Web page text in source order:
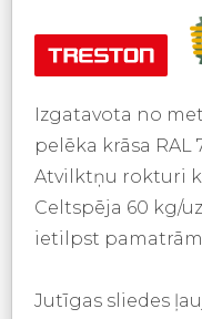
Izgatavota no
pelēka krāsa RAL
Atvilktņu rokturi
Celtspēja 60 kg/
ietilpst
Jutīgas sliedes